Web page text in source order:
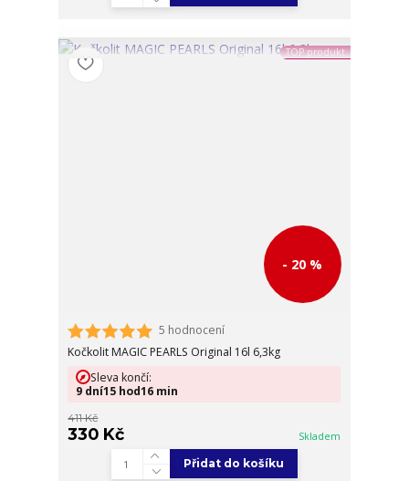
TOP produkt
- 20 %
5 hodnocení
Kočkolit MAGIC PEARLS Original 16l 6,3kg
411 Kč
330 Kč Skladem
Sleva končí:
9 dní15 hod16 min
Přidat do košíku